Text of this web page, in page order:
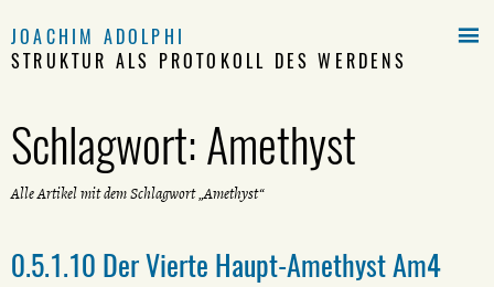
JOACHIM ADOLPHI
STRUKTUR ALS PROTOKOLL DES WERDENS
Schlagwort:Amethyst
Alle Artikel mit dem Schlagwort „Amethyst“
0.5.1.10 Der Vierte Haupt-Amethyst Am4
